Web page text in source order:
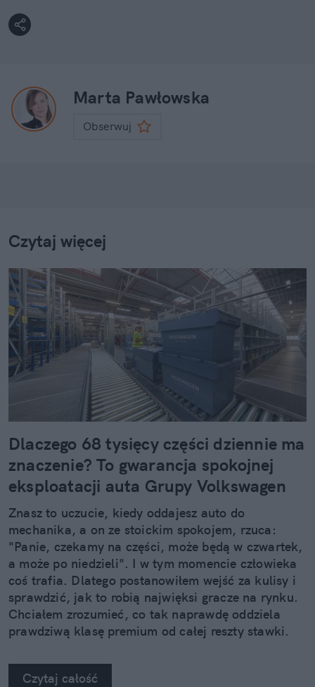
Marta Pawłowska
Obserwuj
Czytaj więcej
Dlaczego 68 tysięcy części dziennie ma
znaczenie? To gwarancja spokojnej
eksploatacji auta Grupy Volkswagen
Znasz to uczucie, kiedy oddajesz auto do
mechanika, a on ze stoickim spokojem, rzuca:
"Panie, czekamy na części, może będą w czwartek,
a może po niedzieli". I w tym momencie człowieka
coś trafia. Dlatego postanowiłem wejść za kulisy i
sprawdzić, jak to robią najwięksi gracze na rynku.
Chciałem zrozumieć, co tak naprawdę oddziela
prawdziwą klasę premium od całej reszty stawki.
się za głowę.
Czytaj całość